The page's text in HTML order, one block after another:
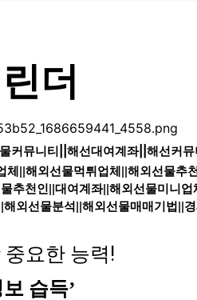
더
커뮤니티 해선대여계좌|| 해선커뮤
체||해외선물먹튀업체||해외선물추
추천인||대여계좌||해외선물미니업
해외선물분석||해외선물매매기법||
요한 능력!
습득’